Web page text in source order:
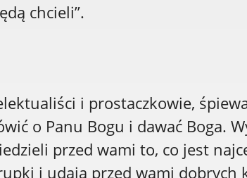
chcieli”.
i prostaczkowie,
o Panu Bogu i dawać Boga.
przed wami to, co jest
i udają przed wami